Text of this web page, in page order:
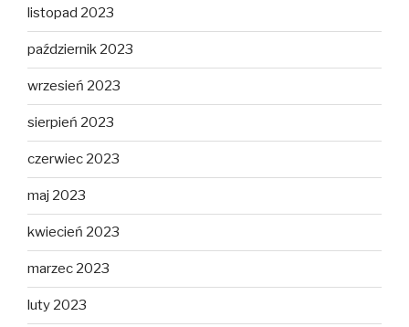
listopad 2023
październik 2023
wrzesień 2023
sierpień 2023
czerwiec 2023
maj 2023
kwiecień 2023
marzec 2023
luty 2023